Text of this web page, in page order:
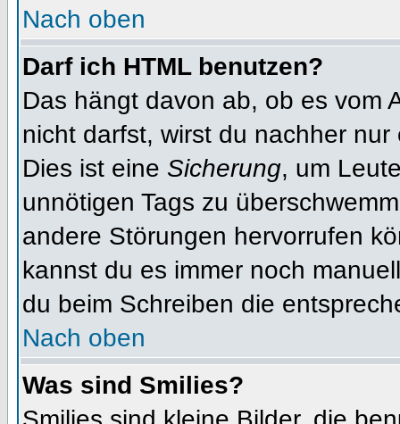
Nach oben
Darf ich HTML benutzen?
Das hängt davon ab, ob es vom
nicht darfst, wirst du nachher
Dies ist eine Sicherung, um
unnötigen Tags zu
andere Störungen hervorrufen
kannst du es immer noch
du beim Schreiben die
Nach oben
Was sind Smilies?